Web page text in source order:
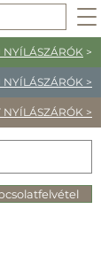
NYÍLÁSZÁRÓK >
>
NYÍLÁSZÁRÓK >